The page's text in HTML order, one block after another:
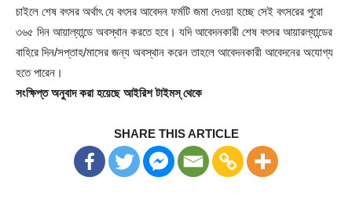
চাইলে শেষ বৎসর অর্থাৎ যে বৎসর আবেদন ফর্মটি জমা দেওয়া হচ্ছে সেই বৎসরের পুরো
৩৬৫ দিন আয়াল্যান্ডে অবস্থান করতে হবে। যদি আবেদনকারী শেষ বৎসর আয়ারল্যান্ডের
বাহিরে দিন/সপ্তাহ/মাসের জন্য অবস্থান করেন তাহলে আবেদনকারী আবেদনের অযোগ্য
হতে পারেন।
সংক্ষিপ্ত অনুবাদ করা হয়েছে আইরিশ টাইমস্ থেকে
SHARE THIS ARTICLE